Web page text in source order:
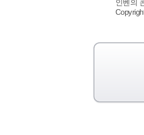
인벤의